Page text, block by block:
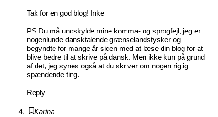
Tak for en god blog! Inke
PS Du må undskylde mine komma- og sprogfejl, jeg er
nogenlunde dansktalende grænselandstysker og
begyndte for mange år siden med at læse din blog for at
blive bedre til at skrive på dansk. Men ikke kun på grund
af det, jeg synes også at du skriver om nogen rigtig
spændende ting.
Reply
Karina